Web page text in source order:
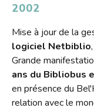
2002
Mise à jour de la
logiciel Netbiblio
Grande
ans du Bibliobus
en présence du
relation avec le